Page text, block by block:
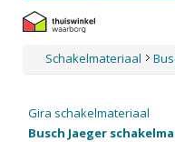
Schakelmateriaal
Gira schakelmateriaal
Busch Jaeger